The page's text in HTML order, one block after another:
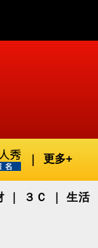
更多+
３Ｃ 生活